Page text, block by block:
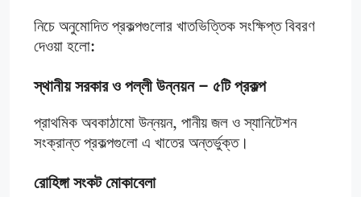
নিচে অনুমোদিত প্রকল্পগুলোর খাতভিত্তিক সংক্ষিপ্ত বিবরণ
দেওয়া হলো:
স্থানীয় সরকার ও পল্লী উন্নয়ন – ৫টি প্রকল্প
প্রাথমিক অবকাঠামো উন্নয়ন, পানীয় জল ও স্যানিটেশন
সংক্রান্ত প্রকল্পগুলো এ খাতের অন্তর্ভুক্ত।
রোহিঙ্গা সংকট মোকাবেলা